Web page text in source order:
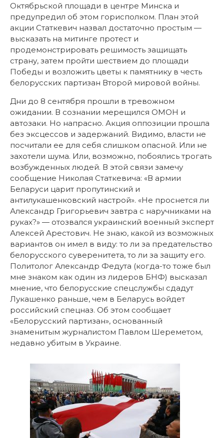
Октябрьской площади в центре Минска и
предупредил об этом горисполком. План этой
акции Статкевич назвал достаточно простым —
высказать на митинге протест и
продемонстрировать решимость защищать
страну, затем пройти шествием до площади
Победы и возложить цветы к памятнику в честь
белорусских партизан Второй мировой войны.
Дни до 8 сентября прошли в тревожном
ожидании. В сознании мерещился ОМОН и
автозаки. Но напрасно. Акция оппозиции прошла
без эксцессов и задержаний. Видимо, власти не
посчитали ее для себя слишком опасной. Или не
захотели шума. Или, возможно, побоялись трогать
возбужденных людей. В этой связи замечу
сообщение Николая Статкевича: «В армии
Беларуси царит пропутинский и
антилукашенковский настрой». «Не проснется ли
Александр Григорьевич завтра с наручниками на
руках?» — отозвался украинский военный эксперт
Алексей Арестович. Не знаю, какой из возможных
вариантов он имел в виду: то ли за предательство
белорусского суверенитета, то ли за защиту его.
Политолог Александр Федута (когда-то тоже был
мне знаком как один из лидеров БНФ) высказал
мнение, что белорусские спецслужбы сдадут
Лукашенко раньше, чем в Беларусь войдет
российский спецназ. Об этом сообщает
«Белорусский партизан», основанный
знаменитым журналистом Павлом Шереметом,
недавно убитым в Украине.